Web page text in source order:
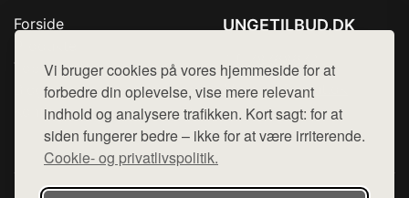
Vi bruger cookies på vores hjemmeside for at
forbedre din oplevelse, vise mere relevant
indhold og analysere trafikken. Kort sagt: for at
siden fungerer bedre – ikke for at være irriterende.
Cookie- og privatlivspolitik.
Forside
Top Rabatter
Blog
Kontakt
UNGETILBUD.DK
Mail: hej@want.dk
Cookie- og privatlivspolitik